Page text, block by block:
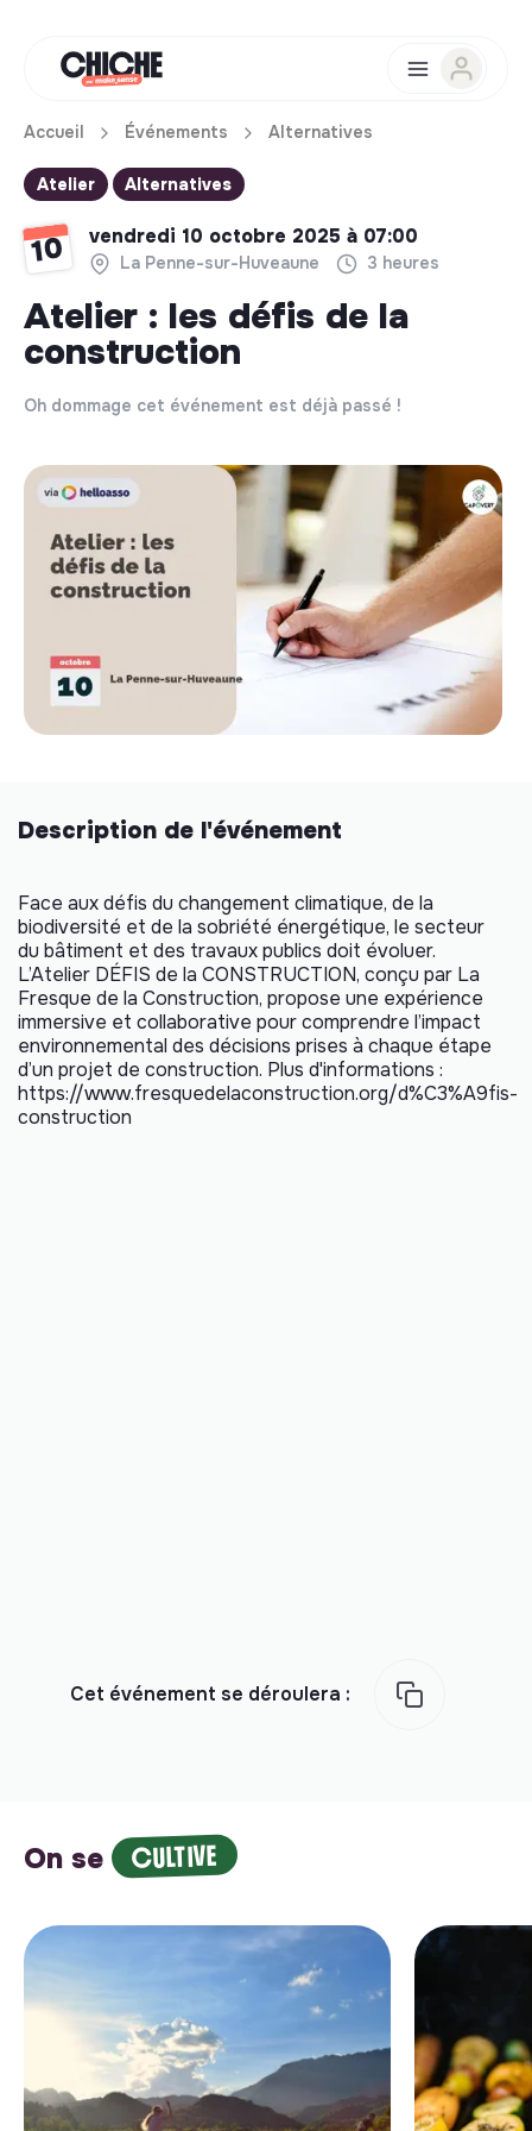
Accueil Événements Alternatives
Atelier Alternatives
10 vendredi 10 octobre 2025 à 07:00
La Penne-sur-Huveaune 3 heures
Atelier : les défis de la
construction
Oh dommage cet événement est déjà passé !
Description de l'événement
Face aux défis du changement climatique, de la
biodiversité et de la sobriété énergétique, le secteur
du bâtiment et des travaux publics doit évoluer.
L’Atelier DÉFIS de la CONSTRUCTION, conçu par La
Fresque de la Construction, propose une expérience
immersive et collaborative pour comprendre l’impact
environnemental des décisions prises à chaque étape
d’un projet de construction. Plus d'informations :
https://www.fresquedelaconstruction.org/d%C3%A9fis-
construction
Cet événement se déroulera :
On se CULTIVE